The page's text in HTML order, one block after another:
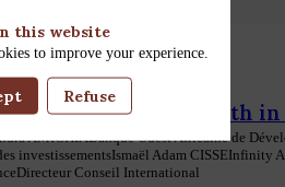
and Business Growth
AMICHIABanque Ouest Africaine de
investissementsIsmaël Adam CISSEInfinity
Directeur Conseil International
this website
to improve your experience.
Refuse